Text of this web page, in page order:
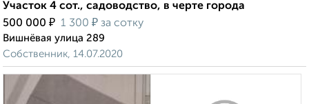
Участок 4 сот., садоводство, в черте города
500 000 ₽ 1 300 ₽ за сотку
Вишнёвая улица 289
Собственник, 14.07.2020